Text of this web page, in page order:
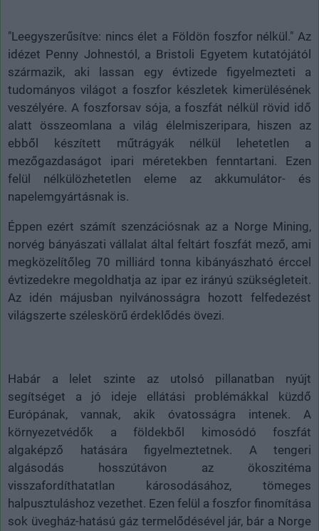
"Leegyszerűsítve: nincs élet a Földön foszfor nélkül." Az
idézet Penny Johnestól, a Bristoli Egyetem kutatójától
származik, aki lassan egy évtizede figyelmezteti a
tudományos világot a foszfor készletek kimerülésének
veszélyére. A foszforsav sója, a foszfát nélkül rövid idő
alatt összeomlana a világ élelmiszeripara, hiszen az
ebből készített műtrágyák nélkül lehetetlen a
mezőgazdaságot ipari méretekben fenntartani. Ezen
felül nélkülözhetetlen eleme az akkumulátor- és
napelemgyártásnak is.
Éppen ezért számít szenzációsnak az a Norge Mining,
norvég bányászati vállalat által feltárt foszfát mező, ami
megközelítőleg 70 milliárd tonna kibányászható érccel
évtizedekre megoldhatja az ipar ez irányú szükségleteit.
Az idén májusban nyilvánosságra hozott felfedezést
világszerte széleskörű érdeklődés övezi.
Habár a lelet szinte az utolsó pillanatban nyújt
segítséget a jó ideje ellátási problémákkal küzdő
Európának, vannak, akik óvatosságra intenek. A
környezetvédők a földekből kimosódó foszfát
algaképző hatására figyelmeztetnek. A tengeri
algásodás hosszútávon az ökoszitéma
visszafordíthatatlan károsodásához, tömeges
halpusztuláshoz vezethet. Ezen felül a foszfor finomítása
sok üvegház-hatású gáz termelődésével jár, bár a Norge